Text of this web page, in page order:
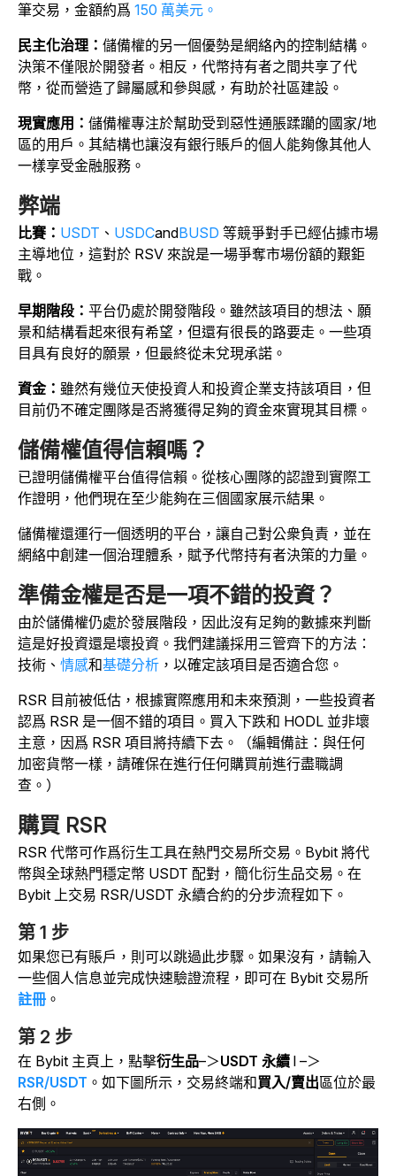
筆交易，金額約爲 150 萬美元。
民主化治理： 儲備權的另一個優勢是網絡內的控制結構。
決策不僅限於開發者。相反，代幣持有者之間共享了代
幣，從而營造了歸屬感和參與感，有助於社區建設。
現實應用： 儲備權專注於幫助受到惡性通脹蹂躪的國家/地
區的用戶。其結構也讓沒有銀行賬戶的個人能夠像其他人
一樣享受金融服務。
弊端
比賽： USDT 、 USDCandBUSD 等競爭對手已經佔據市場
主導地位，這對於 RSV 來說是一場爭奪市場份額的艱鉅
戰。
早期階段： 平台仍處於開發階段。雖然該項目的想法、願
景和結構看起來很有希望，但還有很長的路要走。一些項
目具有良好的願景，但最終從未兌現承諾。
資金： 雖然有幾位天使投資人和投資企業支持該項目，但
目前仍不確定團隊是否將獲得足夠的資金來實現其目標。
儲備權值得信賴嗎？
已證明儲備權平台值得信賴。從核心團隊的認證到實際工
作證明，他們現在至少能夠在三個國家展示結果。
儲備權還運行一個透明的平台，讓自己對公衆負責，並在
網絡中創建一個治理體系，賦予代幣持有者決策的力量。
準備金權是否是一項不錯的投資？
由於儲備權仍處於發展階段，因此沒有足夠的數據來判斷
這是好投資還是壞投資。我們建議採用三管齊下的方法：
技術、 情感和基礎分析 ，以確定該項目是否適合您。
RSR 目前被低估，根據實際應用和未來預測，一些投資者
認爲 RSR 是一個不錯的項目。買入下跌和 HODL 並非壞
主意，因爲 RSR 項目將持續下去。（編輯備註：與任何
加密貨幣一樣，請確保在進行任何購買前進行盡職調
查。）
購買 RSR
RSR 代幣可作爲衍生工具在熱門交易所交易。Bybit 將代
幣與全球熱門穩定幣 USDT 配對，簡化衍生品交易。在
Bybit 上交易 RSR/USDT 永續合約的分步流程如下。
第 1 步
如果您已有賬戶，則可以跳過此步驟。如果沒有，請輸入
一些個人信息並完成快速驗證流程，即可在 Bybit 交易所
註冊 。
第 2 步
在 Bybit 主頁上，點擊衍生品–＞USDT 永續 l –＞
RSR/USDT 。如下圖所示，交易終端和買入/賣出區位於最
右側。